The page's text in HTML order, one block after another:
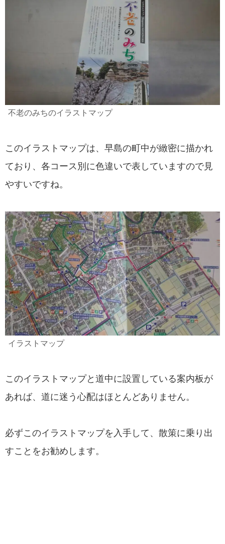
不老のみちのイラストマップ
このイラストマップは、早島の町中が緻密に描かれ
ており、各コース別に色違いで表していますので見
やすいですね。
イラストマップ
このイラストマップと道中に設置している案内板が
あれば、道に迷う心配はほとんどありません。
必ずこのイラストマップを入手して、散策に乗り出
すことをお勧めします。